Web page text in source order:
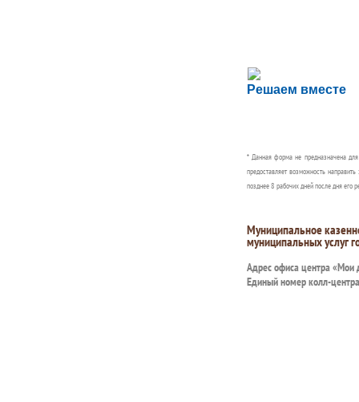
Решаем вместе
Сложности с
Сообщите об этом
* Данная форма не предназначена
предоставляет возможность
позднее 8 рабочих дней после дня его
Муниципальное
муниципальных услуг
Адрес офиса центра «Мои
Единый номер колл-